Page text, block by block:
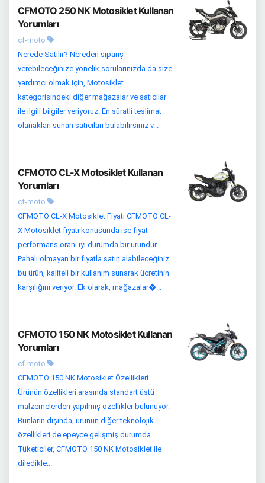
CFMOTO 250 NK Motosiklet Kullanan
Yorumları
cf-moto
Nerede Satılır? Nereden sipariş
verebileceğinize yönelik sorularınızda da size
yardımcı olmak için, Motosiklet
kategorisindeki diğer mağazalar ve satıcılar
ile ilgili bilgiler veriyoruz. En süratli teslimat
olanakları sunan satıcıları bulabilirsiniz v...
CFMOTO CL-X Motosiklet Kullanan
Yorumları
cf-moto
CFMOTO CL-X Motosiklet Fiyatı CFMOTO CL-
X Motosiklet fiyatı konusunda ise fiyat-
performans oranı iyi durumda bir üründür.
Pahalı olmayan bir fiyatla satın alabileceğiniz
bu ürün, kaliteli bir kullanım sunarak ücretinin
karşılığını veriyor. Ek olarak, mağazalar�...
CFMOTO 150 NK Motosiklet Kullanan
Yorumları
cf-moto
CFMOTO 150 NK Motosiklet Özellikleri
Ürünün özellikleri arasında standart üstü
malzemelerden yapılmış özellikler bulunuyor.
Bunların dışında, ürünün diğer teknolojik
özellikleri de epeyce gelişmiş durumda.
Tüketiciler, CFMOTO 150 NK Motosiklet ile
diledikle...